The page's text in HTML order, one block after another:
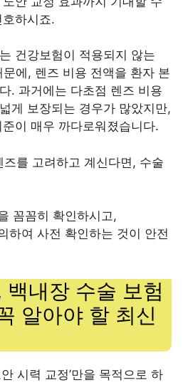
하시죠.
건강보험이 적용되지 않는
문에, 렌즈 비용 전액을 환자 본
. 과거에는 다초점 렌즈 비용
게 보장되는 경우가 많았지만,
이 매우 까다로워졌습니다.
즈를 고려하고 계신다면, 수술
꼼꼼히 확인하시고,
하여 사전 확인하는 것이 안전
내장 수술 보험
알아야 할 최신
시력 교정’만을 목적으로 하